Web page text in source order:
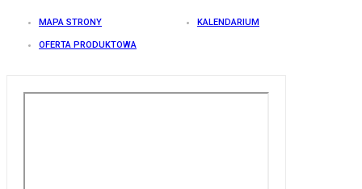
MAPA STRONY KALENDARIUM
OFERTA PRODUKTOWA